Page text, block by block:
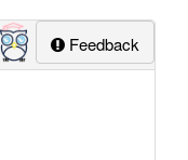
Feedback